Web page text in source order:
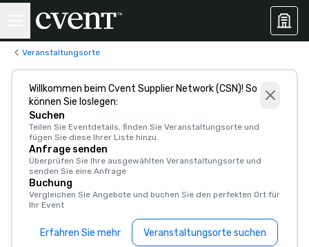
Veranstaltungsorte
Willkommen beim Cvent Supplier Network (CSN)! So
können Sie loslegen:
Suchen
Teilen Sie Eventdetails, finden Sie Veranstaltungsorte und
fügen Sie diese Ihrer Liste hinzu.
Anfrage senden
Überprüfen Sie Ihre ausgewählten Veranstaltungsorte und
senden Sie eine Anfrage
Buchung
Vergleichen Sie Angebote und buchen Sie den perfekten Ort für
Ihr Event
Erfahren Sie mehr Veranstaltungsorte suchen